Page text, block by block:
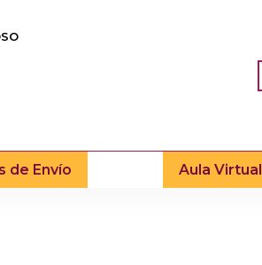
de Envío Aula Virtual